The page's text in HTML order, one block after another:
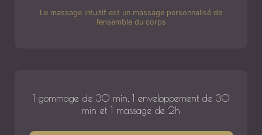
Le massage intuitif est un massage personnalisé de
l’ensemble du corps
1 gommage de 30 min, 1 enveloppement de 30
min et 1 massage de 2h